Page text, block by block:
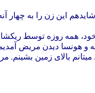
این زن را به چهار
همه روزه توسط ریکشا
دیدن مریض
بالای زمین بشینم.